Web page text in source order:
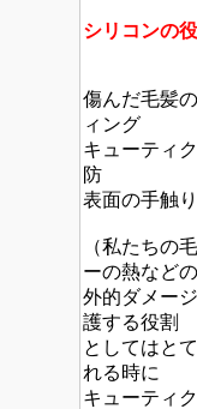
シリコンの
傷んだ毛髪
ィング
キューティ
防
表面の手触
（私たちの
ーの熱などの
外的ダメー
護する役割
としてはと
れる時に
キューティ